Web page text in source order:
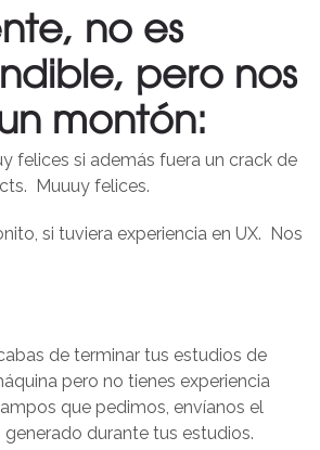
no es
pero nos
montón:
felices si además fuera un crack de
Muuuy felices.
si tuviera experiencia en UX. Nos
de terminar tus estudios de
pero no tienes experiencia
que pedimos, envíanos el
durante tus estudios.